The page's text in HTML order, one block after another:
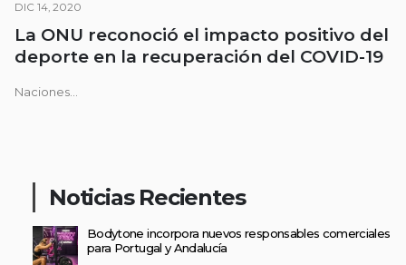
DIC 14, 2020
La ONU reconoció el impacto positivo del
deporte en la recuperación del COVID-19
Naciones...
Noticias Recientes
Bodytone incorpora nuevos responsables comerciales
para Portugal y Andalucía